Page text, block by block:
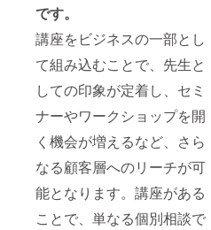
です。
講座をビジネスの一部とし
て組み込むことで、先生と
しての印象が定着し、セミ
ナーやワークショップを開
く機会が増えるなど、さら
なる顧客層へのリーチが可
能となります。講座がある
ことで、単なる個別相談で